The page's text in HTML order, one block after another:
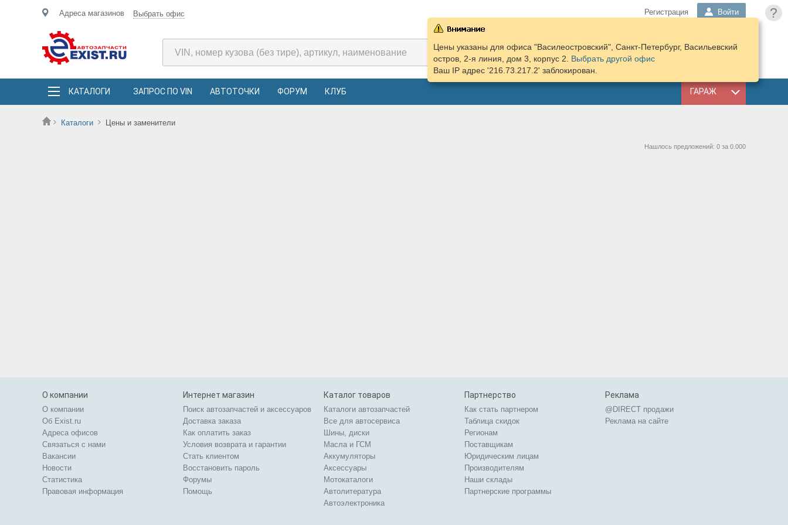
?
Адреса магазинов Выбрать офис Регистрация Войти
КОРЗИНА
ПОДОБРАТЬ
ЗАПЧАСТИ
КАТАЛОГИ ЗАПРОС ПО VIN АВТОТОЧКИ ФОРУМ КЛУБ ГАРАЖ
Каталоги Цены и заменители
Цены указаны для офиса "Василеостровский", Санкт-Петербург, Васильевский
остров, 2-я линия, дом 3, корпус 2. Выбрать другой офис
Ваш IP адрес '216.73.217.2' заблокирован.
Нашлось предложений: 0 за 0.000
О компании
О компании
Об Exist.ru
Адреса офисов
Связаться с нами
Вакансии
Новости
Статистика
Правовая информация
Интернет магазин
Поиск автозапчастей и аксессуаров
Доставка заказа
Как оплатить заказ
Условия возврата и гарантии
Стать клиентом
Восстановить пароль
Форумы
Помощь
Каталог товаров
Каталоги автозапчастей
Все для автосервиса
Шины, диски
Масла и ГСМ
Аккумуляторы
Аксессуары
Мотокаталоги
Автолитература
Автоэлектроника
Партнерство
Как стать партнером
Таблица скидок
Регионам
Поставщикам
Юридическим лицам
Производителям
Наши склады
Партнерские программы
Реклама
@DIRECT продажи
Реклама на сайте